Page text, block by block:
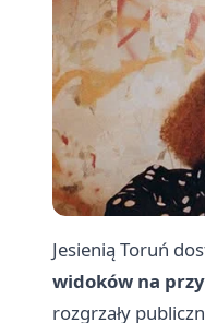
Jesienią Toruń
widoków na
rozgrzały